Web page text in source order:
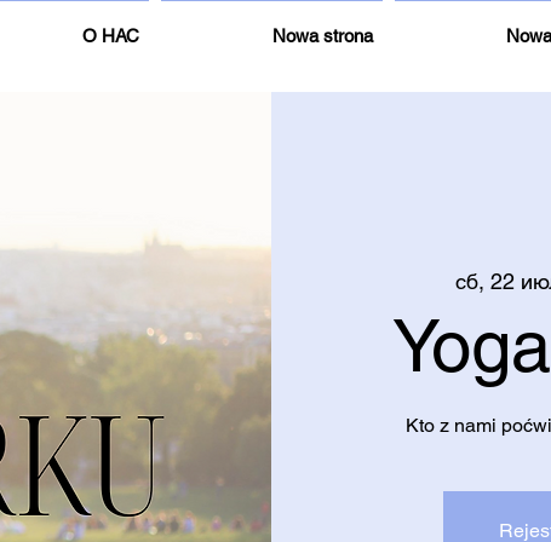
О НАС Nowa strona
сб, 22
Kto z nami